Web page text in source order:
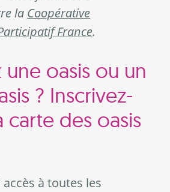
la Coopérative
France.
une oasis ou un
? Inscrivez-
carte des oasis
à toutes les